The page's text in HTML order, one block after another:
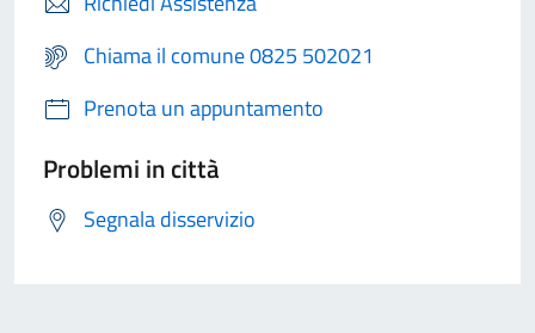
Chiama il comune 0825 502021
Prenota un appuntamento
Problemi in città
Segnala disservizio